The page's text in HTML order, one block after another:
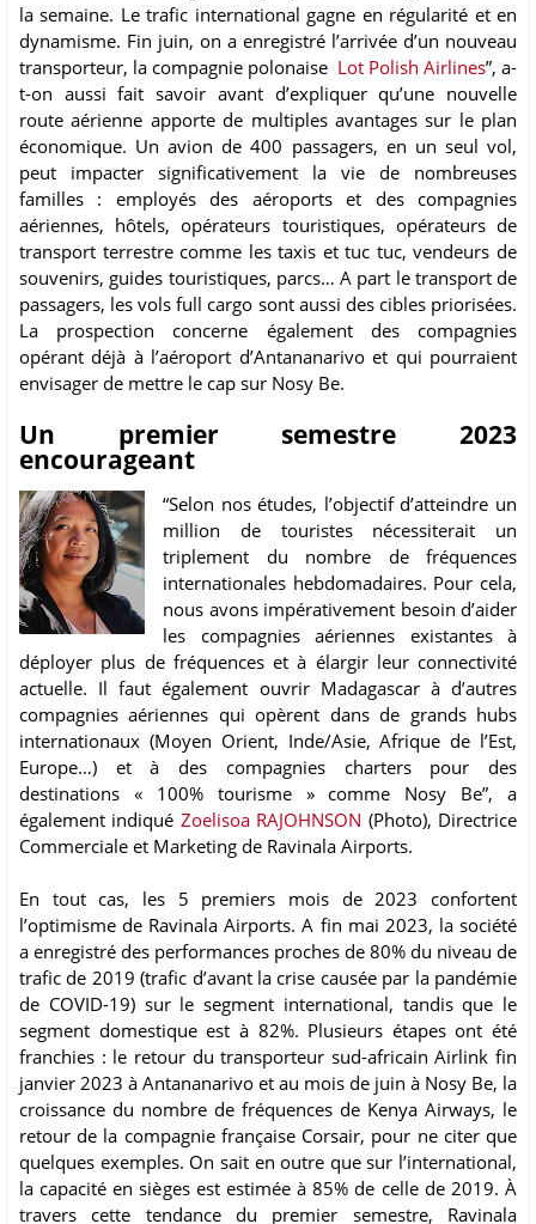
la semaine. Le trafic international gagne en régularité et en
dynamisme. Fin juin, on a enregistré l’arrivée d’un nouveau
transporteur, la compagnie polonaise Lot Polish Airlines”, a-
t-on aussi fait savoir avant d’expliquer qu’une nouvelle
route aérienne apporte de multiples avantages sur le plan
économique. Un avion de 400 passagers, en un seul vol,
peut impacter significativement la vie de nombreuses
familles : employés des aéroports et des compagnies
aériennes, hôtels, opérateurs touristiques, opérateurs de
transport terrestre comme les taxis et tuc tuc, vendeurs de
souvenirs, guides touristiques, parcs… A part le transport de
passagers, les vols full cargo sont aussi des cibles priorisées.
La prospection concerne également des compagnies
opérant déjà à l’aéroport d’Antananarivo et qui pourraient
envisager de mettre le cap sur Nosy Be.
Un premier semestre 2023
encourageant
“Selon nos études, l’objectif d’atteindre un
million de touristes nécessiterait un
triplement du nombre de fréquences
internationales hebdomadaires. Pour cela,
nous avons impérativement besoin d’aider
les compagnies aériennes existantes à
déployer plus de fréquences et à élargir leur connectivité
actuelle. Il faut également ouvrir Madagascar à d’autres
compagnies aériennes qui opèrent dans de grands hubs
internationaux (Moyen Orient, Inde/Asie, Afrique de l’Est,
Europe…) et à des compagnies charters pour des
destinations « 100% tourisme » comme Nosy Be”, a
également indiqué Zoelisoa RAJOHNSON (Photo), Directrice
Commerciale et Marketing de Ravinala Airports.
En tout cas, les 5 premiers mois de 2023 confortent
l’optimisme de Ravinala Airports. A fin mai 2023, la société
a enregistré des performances proches de 80% du niveau de
trafic de 2019 (trafic d’avant la crise causée par la pandémie
de COVID-19) sur le segment international, tandis que le
segment domestique est à 82%. Plusieurs étapes ont été
franchies : le retour du transporteur sud-africain Airlink fin
janvier 2023 à Antananarivo et au mois de juin à Nosy Be, la
croissance du nombre de fréquences de Kenya Airways, le
retour de la compagnie française Corsair, pour ne citer que
quelques exemples. On sait en outre que sur l’international,
la capacité en sièges est estimée à 85% de celle de 2019. À
travers cette tendance du premier semestre, Ravinala